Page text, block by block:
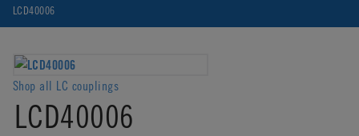
LCD40006
Shop all LC couplings
LCD40006